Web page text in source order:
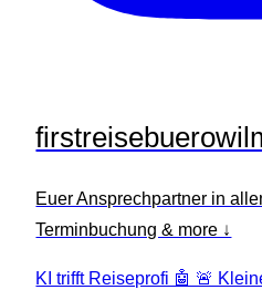
Euer Ansprechpartner in
Terminbuchung & more ↓
KI trifft Reiseprofi 🤖 🚨